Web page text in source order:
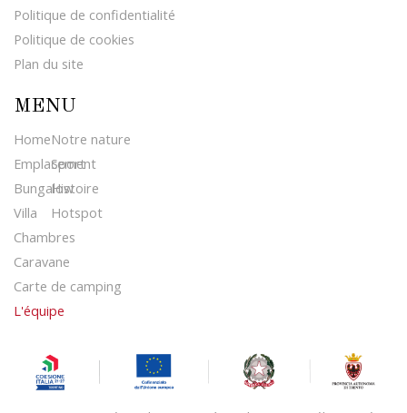
Politique de confidentialité
Politique de cookies
Plan du site
MENU
Home
Emplacement
Bungalow
Villa
Chambres
Caravane
Carte de camping
L'équipe
Notre nature
Sport
Histoire
Hotspot